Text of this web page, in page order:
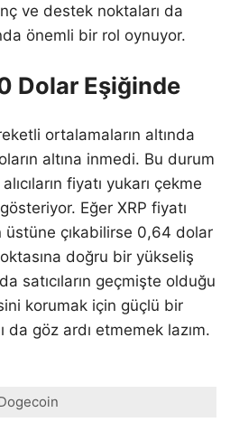
ve destek noktaları da
önemli bir rol oynuyor.
Dolar Eşiğinde
ortalamaların altında
altına inmedi. Bu durum
fiyatı yukarı çekme
Eğer XRP fiyatı
üstüne çıkabilirse 0,64 dolar
doğru bir yükseliş
satıcıların geçmişte olduğu
korumak için güçlü bir
da göz ardı etmemek lazım.